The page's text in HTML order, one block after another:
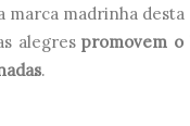
marca madrinha desta
alegrespromovem o
.